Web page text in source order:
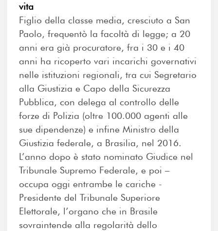
vita
Figlio della classe media, cresciuto a San
Paolo, frequentò la facoltà di legge; a 20
anni era già procuratore, fra i 30 e i 40
anni ha ricoperto vari incarichi governativi
nelle istituzioni regionali, tra cui Segretario
alla Giustizia e Capo della Sicurezza
Pubblica, con delega al controllo delle
forze di Polizia (oltre 100.000 agenti alle
sue dipendenze) e infine Ministro della
Giustizia federale, a Brasilia, nel 2016.
L’anno dopo è stato nominato Giudice nel
Tribunale Supremo Federale, e poi –
occupa oggi entrambe le cariche -
Presidente del Tribunale Superiore
Elettorale, l’organo che in Brasile
sovraintende alla regolarità dello